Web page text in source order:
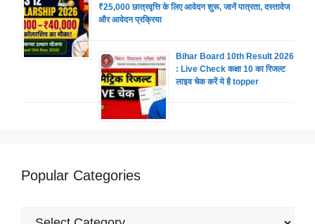
₹25,000 छात्रवृत्ति के लिए आवेदन शुरू, जानें पात्रता, दस्तावेज
और आवेदन प्रक्रिया
Bihar Board 10th Result 2026
: Live Check कक्षा 10 का रिजल्ट
लाइव चेक करें ये है topper
Popular Categories
Popular